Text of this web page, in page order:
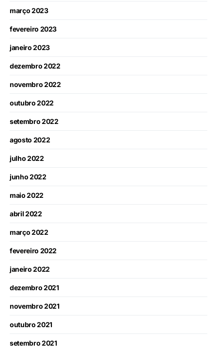
março 2023
fevereiro 2023
janeiro 2023
dezembro 2022
novembro 2022
outubro 2022
setembro 2022
agosto 2022
julho 2022
junho 2022
maio 2022
abril 2022
março 2022
fevereiro 2022
janeiro 2022
dezembro 2021
novembro 2021
outubro 2021
setembro 2021